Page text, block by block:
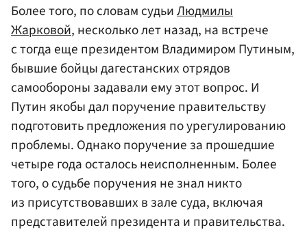
Более того, по словам судьиЛюдмилы
Жарковой, несколько лет назад, на встрече
с тогда еще президентом Владимиром Путиным,
бывшие бойцы дагестанских отрядов
самообороны задавали ему этот вопрос. И
Путин якобы дал поручение правительству
подготовить предложения по урегулированию
проблемы. Однако поручение за прошедшие
четыре года осталось неисполненным. Более
того, о судьбе поручения не знал никто
из присутствовавших в зале суда, включая
представителей президента и правительства.